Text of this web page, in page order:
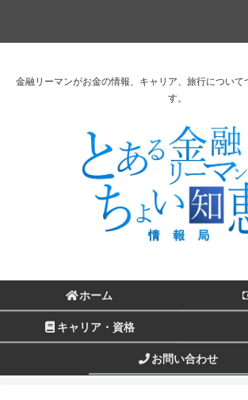
金融リーマンがお金の情報、キャリア、旅行について
す。
ホーム
キャリア・資格
お問い合わせ